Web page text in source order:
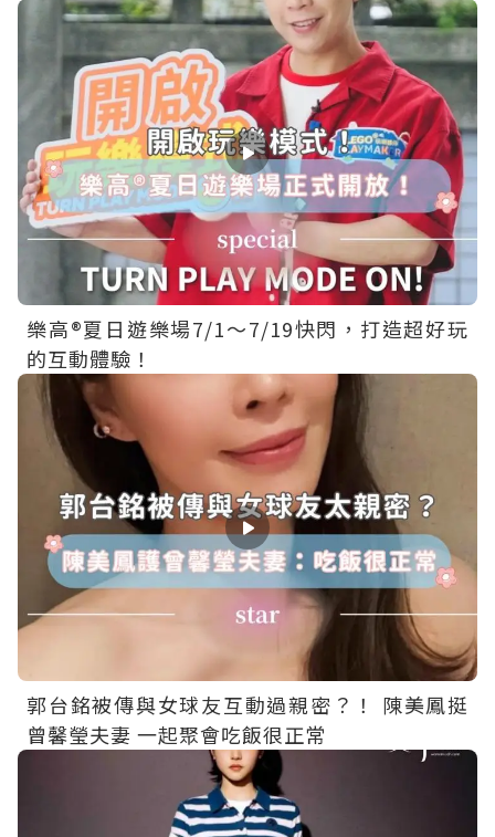
樂高®夏日遊樂場7/1～7/19快閃，打造超好玩
的互動體驗！
郭台銘被傳與女球友互動過親密？！ 陳美鳳挺
曾馨瑩夫妻 一起聚會吃飯很正常